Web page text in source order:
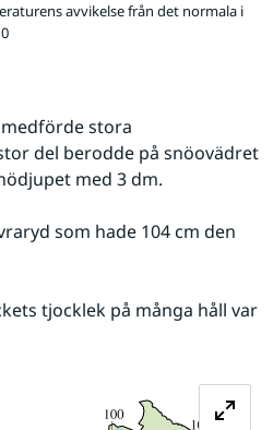
avvikelse från det normala i
stora
del berodde på snöovädret
med 3 dm.